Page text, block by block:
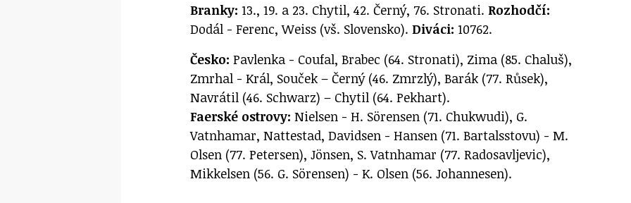
Branky: 13., 19. a 23. Chytil, 42. Černý, 76. Stronati.Rozhodčí:
Dodál - Ferenc, Weiss (vš. Slovensko).Diváci: 10762.
Česko: Pavlenka - Coufal, Brabec (64. Stronati), Zima (85. Chaluš),
Zmrhal - Král, Souček – Černý (46. Zmrzlý), Barák (77. Růsek),
Navrátil (46. Schwarz) – Chytil (64. Pekhart).
Faerské ostrovy: Nielsen - H. Sörensen (71. Chukwudi), G.
Vatnhamar, Nattestad, Davidsen - Hansen (71. Bartalsstovu) - M.
Olsen (77. Petersen), Jönsen, S. Vatnhamar (77. Radosavljevic),
Mikkelsen (56. G. Sörensen) - K. Olsen (56. Johannesen).